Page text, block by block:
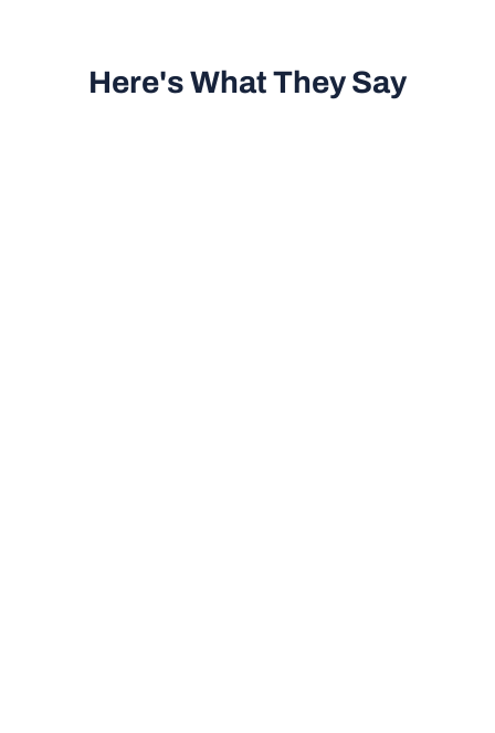
Here's What They Say